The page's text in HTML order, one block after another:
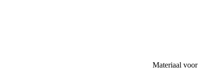
Materiaal voor